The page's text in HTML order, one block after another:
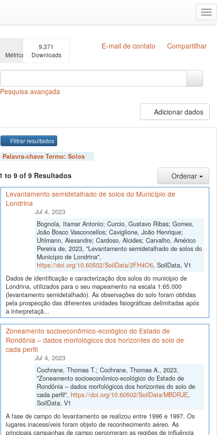
Métricas
9,371
Downloads
E-mail de contato Compartilhar
Pesquisa avançada
Adicionar dados
Filtrar resultados
Palavra-chave Termo: Solos
to 9 of 9 Resultados
Ordenar
Levantamento semidetalhado de solos do Município de
Londrina
Jul 4, 2023
Bognola, Itamar Antonio; Curcio, Gustavo Ribas; Gomes,
João Bosco Vasconcellos; Caviglione, João Henrique;
Uhlmann, Alexandre; Cardoso, Alcides; Carvalho, Américo
Pereira de, 2023, "Levantamento semidetalhado de solos do
Município de Londrina",
https://doi.org/10.60502/SoilData/2FH4O6, SoilData, V1
Dados de identificação e caracterização dos solos do municipio de
Londrina, utilizados para o seu mapeamento na escala 1:65.000
(levantamento semidetalhado). As observações do solo foram obtidas
pela prospecção das diferentes unidades fisiográficas delimitadas após
a interpretaçã...
Zoneamento socioeconômico-ecológico do Estado de
Rondônia – dados morfológicos dos horizontes do solo de
cada perfil
Jul 4, 2023
Cochrane, Thomas T.; Cochrane, Thomas A., 2023,
"Zoneamento socioeconômico-ecológico do Estado de
Rondônia – dados morfológicos dos horizontes do solo de
cada perfil", https://doi.org/10.60502/SoilData/MBDRJE,
SoilData, V1
A fase de campo do levantamento se realizou entre 1996 e 1997. Os
lugares inacessíveis foram objeto de reconhecimento aéreo. As
principais campanhas de campo percorreram as regiões de influência